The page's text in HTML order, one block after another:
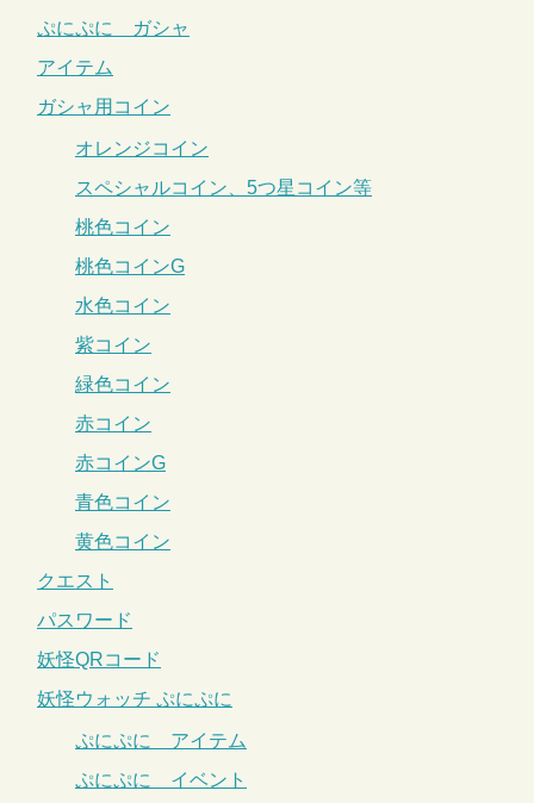
ぷにぷに ガシャ
アイテム
ガシャ用コイン
オレンジコイン
スペシャルコイン、5つ星コイン等
桃色コイン
桃色コインG
水色コイン
紫コイン
緑色コイン
赤コイン
赤コインG
青色コイン
黄色コイン
クエスト
パスワード
妖怪QRコード
妖怪ウォッチ ぷにぷに
ぷにぷに アイテム
ぷにぷに イベント